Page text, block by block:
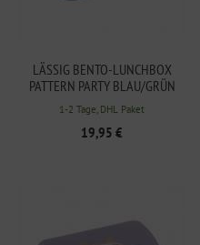
LÄSSIG BENTO-LUNCHBOX
PATTERN PARTY BLAU/GRÜN
1-2 Tage, DHL Paket
19,95 €